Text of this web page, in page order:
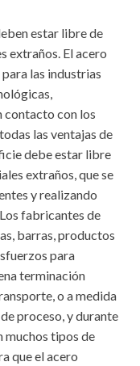
estar libre de
extraños. El acero
las industrias
contacto con los
las ventajas de
debe estar libre
extraños, que se
y realizando
fabricantes de
barras, productos
para
terminación
o a medida
proceso, y durante
muchos tipos de
que el acero